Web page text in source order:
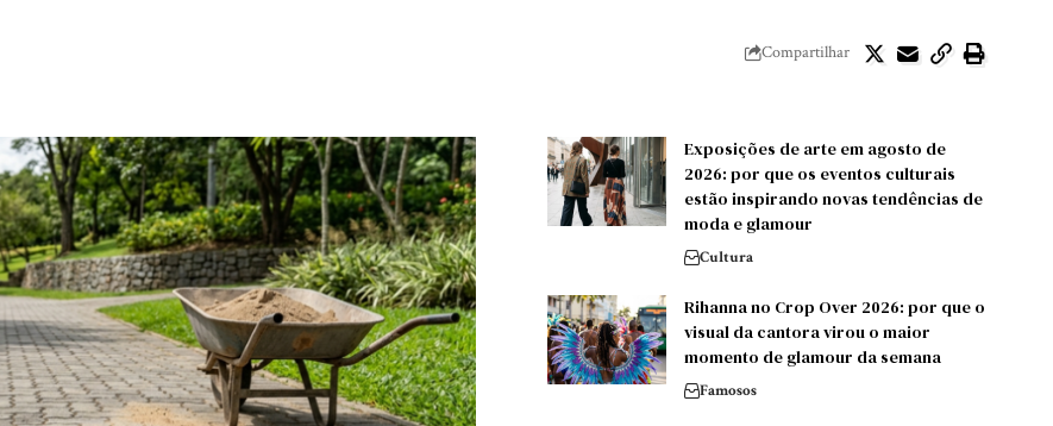
Compartilhar
Exposições de arte em agosto de
2026: por que os eventos culturais
estão inspirando novas tendências de
moda e glamour
Cultura
Rihanna no Crop Over 2026: por que o
visual da cantora virou o maior
momento de glamour da semana
Famosos